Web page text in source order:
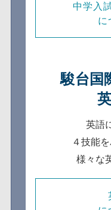
中学入
に
駿台国
英語
４技能
様々な